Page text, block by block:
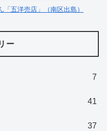
五洋売店」（南区出島）
ー
7
41
37